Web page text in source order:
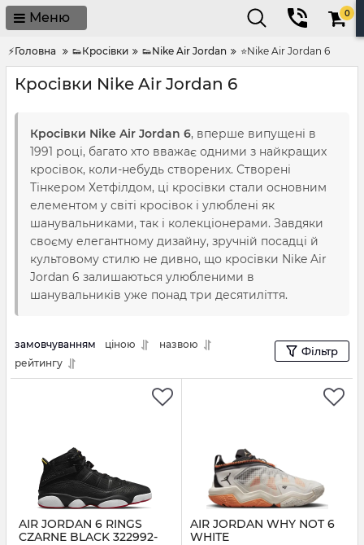
Меню 0
⚡Головна 👟Кросівки 👟Nike Air Jordan ⭐Nike Air Jordan 6
Кросівки Nike Air Jordan 6
Кросівки Nike Air Jordan 6, вперше випущені в
1991 році, багато хто вважає одними з найкращих
кросівок, коли-небудь створених. Створені
Тінкером Хетфілдом, ці кросівки стали основним
елементом у світі кросівок і улюблені як
шанувальниками, так і колекціонерами. Завдяки
своєму елегантному дизайну, зручній посадці й
культовому стилю не дивно, що кросівки Nike Air
Jordan 6 залишаються улюбленими в
шанувальників уже понад три десятиліття.
замовчуванням ціною
назвою
рейтингу
Фільтр
AIR JORDAN 6 RINGS
CZARNE BLACK 322992-
AIR JORDAN WHY NOT 6
WHITE